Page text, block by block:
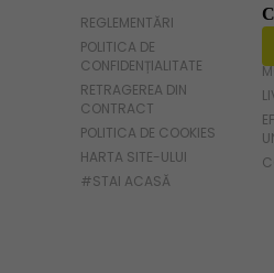
REGLEMENTĂRI
POLITICA DE
CONFIDENȚIALITATE
RETRAGEREA DIN
CONTRACT
POLITICA DE COOKIES
HARTA SITE-ULUI
#STAI ACASĂ